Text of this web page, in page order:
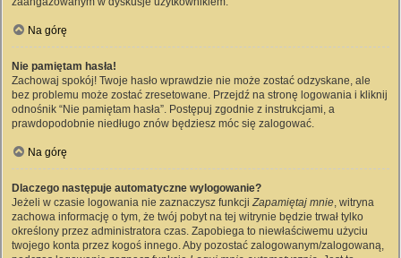
Na górę
Nie pamiętam hasła!
Zachowaj spokój! Twoje hasło wprawdzie nie może zostać odzyskane, ale
bez problemu może zostać zresetowane. Przejdź na stronę logowania i kliknij
odnośnik “Nie pamiętam hasła”. Postępuj zgodnie z instrukcjami, a
prawdopodobnie niedługo znów będziesz móc się zalogować.
Na górę
Dlaczego następuje automatyczne wylogowanie?
Jeżeli w czasie logowania nie zaznaczysz funkcjiZapamiętaj mnie, witryna
zachowa informację o tym, że twój pobyt na tej witrynie będzie trwał tylko
określony przez administratora czas. Zapobiega to niewłaściwemu użyciu
twojego konta przez kogoś innego. Aby pozostać zalogowanym/zalogowaną,